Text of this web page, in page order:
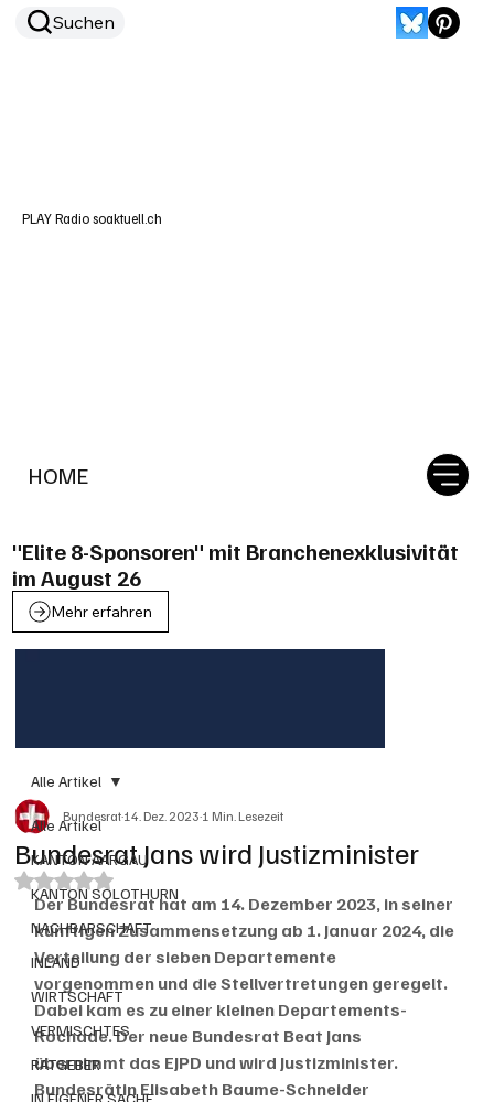
HOME
Suchen
PLAY Radio soaktuell.ch
"Elite 8-Sponsoren" mit Branchenexklusivität
im August 26
Mehr erfahren
Alle Artikel
KANTON AARGAU
KANTON SOLOTHURN
NACHBARSCHAFT
INLAND
WIRTSCHAFT
VERMISCHTES
RATGEBER
Alle Artikel
Bundesrat Jans wird Justizminister
Bundesrat14. Dez. 20231 Min. Lesezeit
Mit NaN von 5 Sternen bewertet.
Der Bundesrat hat am 14. Dezember 2023, in seiner
künftigen Zusammensetzung ab 1. Januar 2024, die
Verteilung der sieben Departemente
vorgenommen und die Stellvertretungen geregelt.
Dabei kam es zu einer kleinen Departements-
Rochade. Der neue Bundesrat Beat Jans
übernimmt das EJPD und wird Justizminister.
Bundesrätin Elisabeth Baume-Schneider